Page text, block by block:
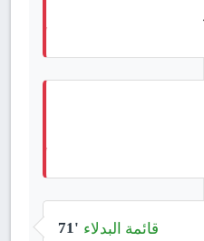
71' قائمة البدلاء